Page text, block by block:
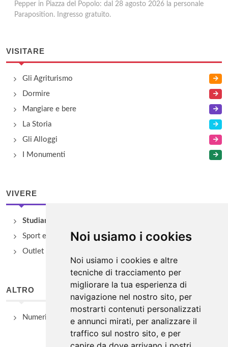
Noi usiamo i cookies
Noi usiamo i cookies e altre
tecniche di tracciamento per
migliorare la tua esperienza di
navigazione nel nostro sito, per
mostrarti contenuti personalizzati
e annunci mirati, per analizzare il
traffico sul nostro sito, e per
Pepper in Piazza del Popolo: dal 28 agosto 2026 la personale
Paraposition. Ingresso gratuito.
VISITARE
Gli Agriturismo
Dormire
Mangiare e bere
La Storia
Gli Alloggi
I Monumenti
VIVERE
Studiare
Sport e Benessere
Outlet e spacci aziendali
ALTRO
Numeri Utili